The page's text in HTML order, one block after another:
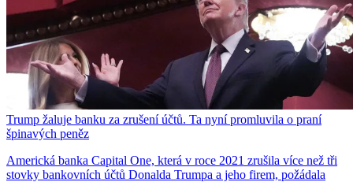
Trump žaluje banku za zrušení účtů. Ta nyní promluvila o praní
špinavých peněz
Americká banka Capital One, která v roce 2021 zrušila více než tři
stovky bankovních účtů Donalda Trumpa a jeho firem, požádala